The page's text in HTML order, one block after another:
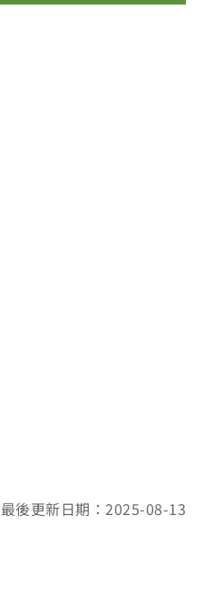
最後更新日期：2025-08-13